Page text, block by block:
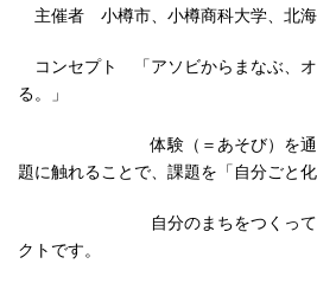
主催者 小樽市、小樽商科大学、北
コンセプト 「アソビからまなぶ、
る。」
体験（＝あそび）を通して
題に触れることで、課題を「自分ごと化
自分のまちをつくっていく
クトです。